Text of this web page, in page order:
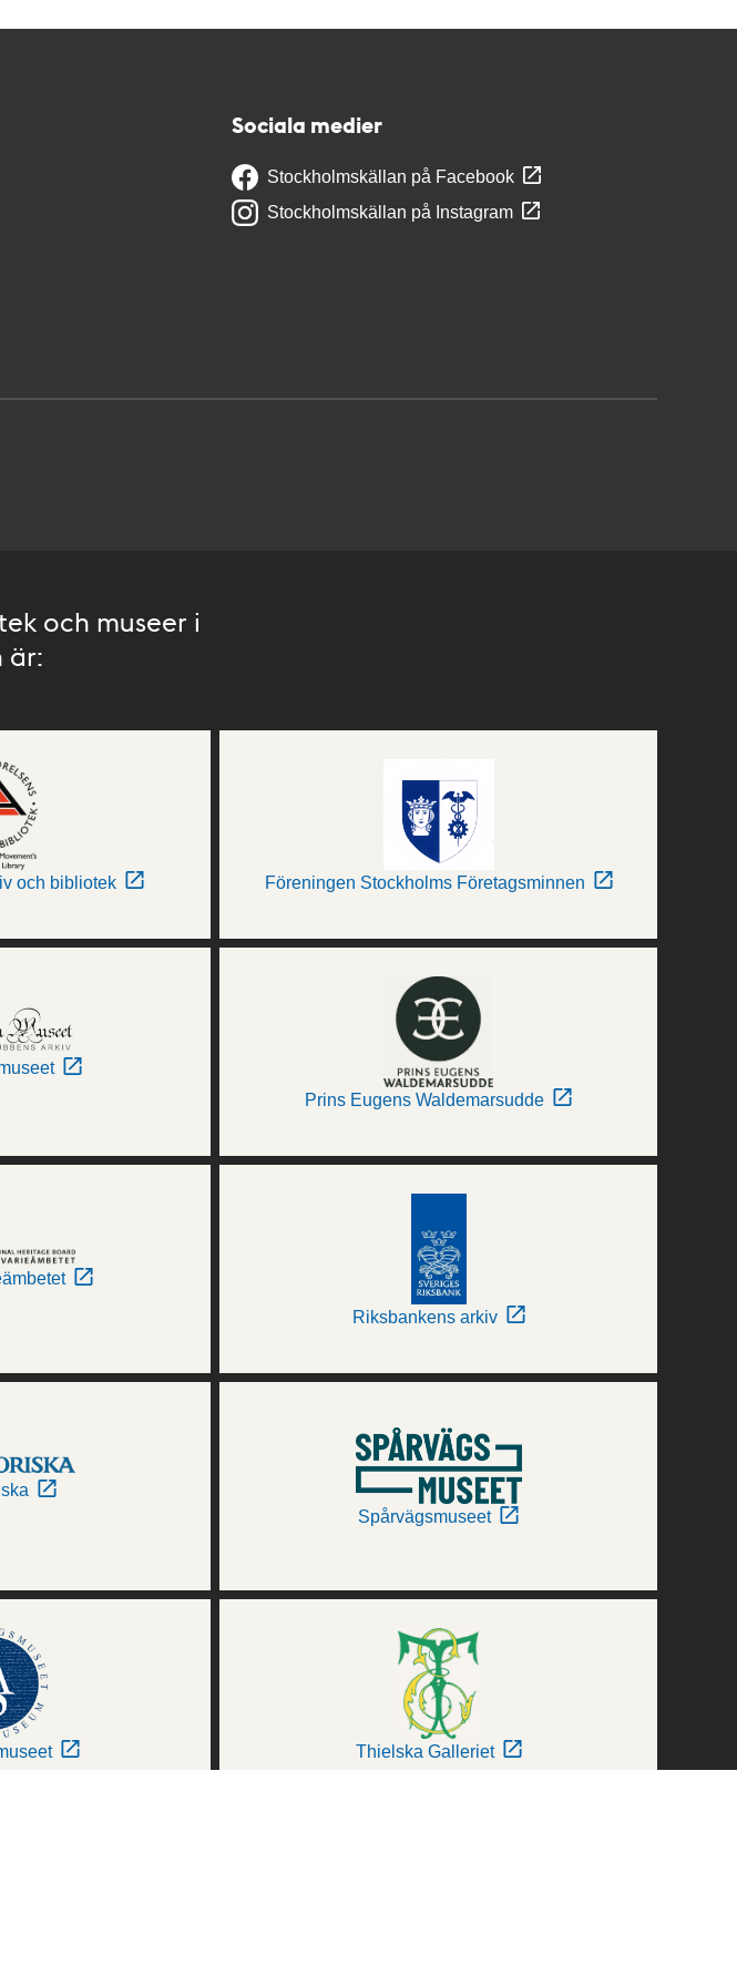
Sociala medier
Stockholmskällan på Facebook
Stockholmskällan på Instagram
och museer i
är:
och bibliotek Föreningen Stockholms Företagsminnen
Prins Eugens Waldemarsudde
Riksbankens arkiv
Spårvägsmuseet
Thielska Galleriet